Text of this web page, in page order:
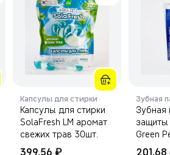
Капсулы для стирки
Капсулы для стирки
SolaFresh LM аромат
свежих трав 30шт.
399,56 ₽
Зубная
Зубная
Green
140г.
201,68